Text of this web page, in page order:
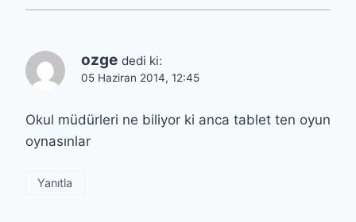
ozge dedi ki:
05 Haziran 2014, 12:45
Okul müdürleri ne biliyor ki anca tablet ten oyun
oynasınlar
Yanıtla